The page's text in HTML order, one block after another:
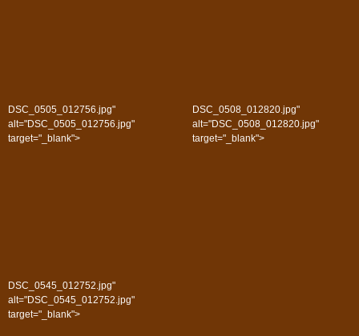
DSC_0505_012756.jpg"
alt="DSC_0505_012756.jpg"
target="_blank">
DSC_0508_012820.jpg"
alt="DSC_0508_012820.jpg"
target="_blank">
DSC_0545_012752.jpg"
alt="DSC_0545_012752.jpg"
target="_blank">